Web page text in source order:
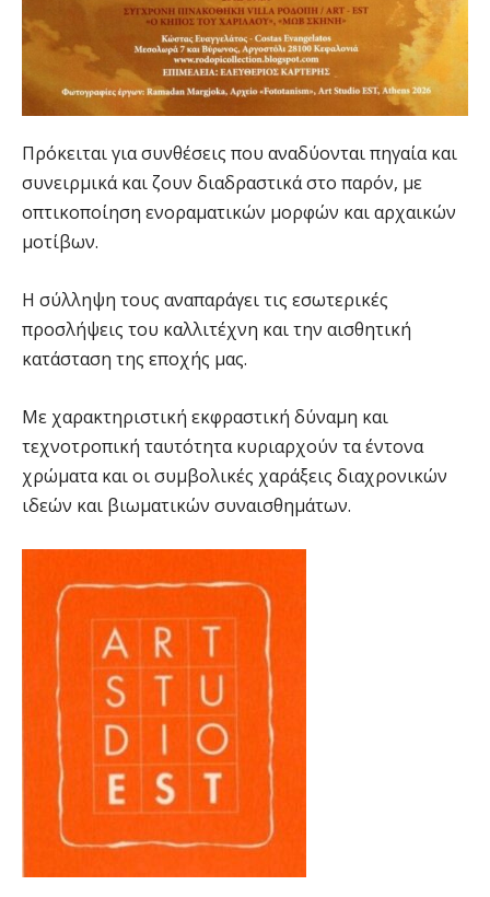
Πρόκειται για συνθέσεις που αναδύονται πηγαία και
συνειρμικά και ζουν διαδραστικά στο παρόν, με
οπτικοποίηση ενοραματικών μορφών και αρχαικών
μοτίβων.
Η σύλληψη τους αναπαράγει τις εσωτερικές
προσλήψεις του καλλιτέχνη και την αισθητική
κατάσταση της εποχής μας.
Με χαρακτηριστική εκφραστική δύναμη και
τεχνοτροπική ταυτότητα κυριαρχούν τα έντονα
χρώματα και οι συμβολικές χαράξεις διαχρονικών
ιδεών και βιωματικών συναισθημάτων.